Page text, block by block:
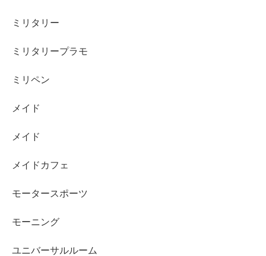
ミリタリー
ミリタリープラモ
ミリペン
メイド
メイド
メイドカフェ
モータースポーツ
モーニング
ユニバーサルルーム